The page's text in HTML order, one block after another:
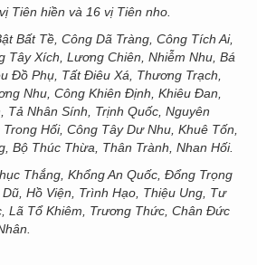
Tiên hiền và 16 vị Tiên nho.
Bất Tề, Công Dã Tràng, Công Tích Ai,
Tây Xích, Lương Chiên, Nhiễm Nhu, Bá
Đồ Phụ, Tất Điêu Xá, Thương Trạch,
Nhu, Công Khiên Định, Khiêu Đan,
Tả Nhân Sính, Trịnh Quốc, Nguyên
Hối, Công Tây Dư Nhu, Khuê Tốn,
Bộ Thúc Thừa, Thân Trành, Nhan Hối.
Thắng, Khổng An Quốc, Đổng Trọng
Hồ Viện, Trình Hạo, Thiệu Ung, Tư
Lã Tổ Khiêm, Trương Thức, Chân Đức